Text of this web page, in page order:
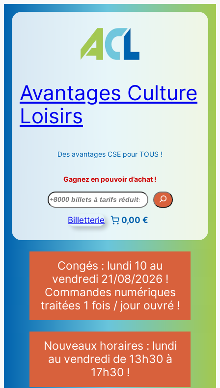
Avantages Culture
Loisirs
Des avantages CSE pour TOUS !
Gagnez en pouvoir d’achat !
Recherche
Billetterie 0,00 €
Congés : lundi 10 au
vendredi 21/08/2026 !
Commandes numériques
traitées 1 fois / jour ouvré !
Nouveaux horaires : lundi
au vendredi de 13h30 à
17h30 !